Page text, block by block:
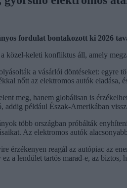
fordulat bontakozott ki 2026
közel-keleti konfliktus áll, amely
a vásárlói döntéseket: egyre
nőtt az elektromos autók eladása,
meg, hanem globálisan is
addig például Észak-Amerikában
több országban próbálták
Az elektromos autók
érzékenyen reagál az autópiac az
a lendület tartós marad-e, az